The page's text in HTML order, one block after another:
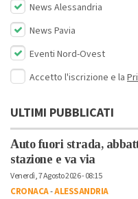
News Alessandria
News Pavia
Eventi Nord-Ovest
Accetto l'iscrizione e la
ULTIMI PUBBLICATI
Auto fuori strada,
stazione e va via
Venerdì, 7 Agosto 2026 - 08:15
CRONACA-ALESSANDRIA